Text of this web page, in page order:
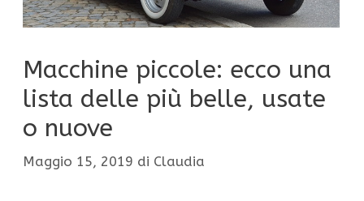
Macchine piccole: ecco una
lista delle più belle, usate
o nuove
Maggio 15, 2019 di Claudia